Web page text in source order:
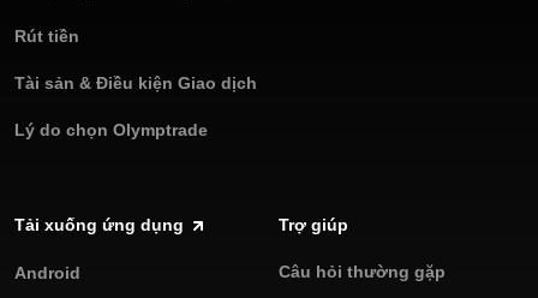
Rút tiền
Tài sản & Điều kiện Giao dịch
Lý do chọn Olymptrade
Tải xuống ứng dụng
Android
Trợ giúp
Câu hỏi thường gặp